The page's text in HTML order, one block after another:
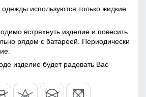
эти джинсы карго отличаются
и исполнения,
международного стандарта.
57
Карманы,
Без застежки, Фиксатор
и стиль
используются только жидкие
встряхнуть изделие и повесить
рядом с батареей. Периодически
изделие будет радовать Вас